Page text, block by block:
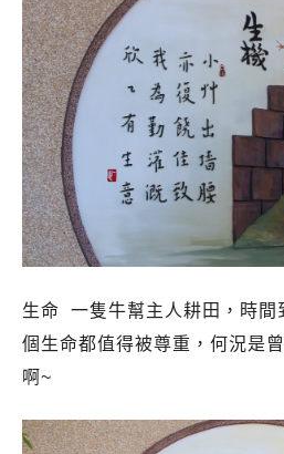
生命 一隻牛幫主人耕田，時間
個生命都值得被尊重，何況是
啊~